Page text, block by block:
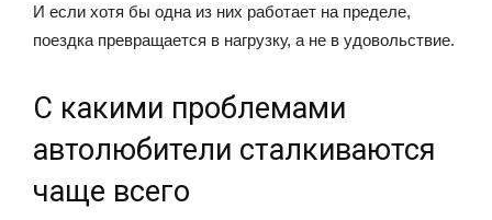
И если хотя бы одна из них работает на пределе,
поездка превращается в нагрузку, а не в удовольствие.
С какими проблемами
автолюбители сталкиваются
чаще всего